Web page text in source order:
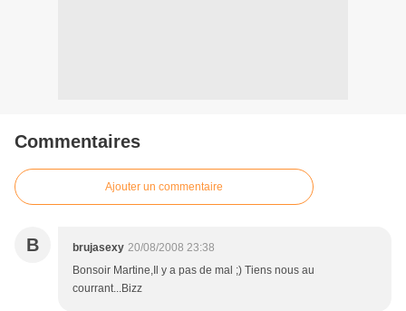
Commentaires
Ajouter un commentaire
B brujasexy 20/08/2008 23:38
Bonsoir Martine,Il y a pas de mal ;) Tiens nous au
courrant...Bizz